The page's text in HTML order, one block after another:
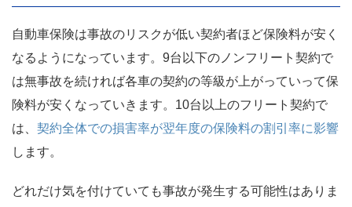
自動車保険は事故のリスクが低い契約者ほど保険料が安く
なるようになっています。9台以下のノンフリート契約で
は無事故を続ければ各車の契約の等級が上がっていって保
険料が安くなっていきます。10台以上のフリート契約で
は、 契約全体での損害率が翌年度の保険料の割引率に影響
します。
どれだけ気を付けていても事故が発生する可能性はありま